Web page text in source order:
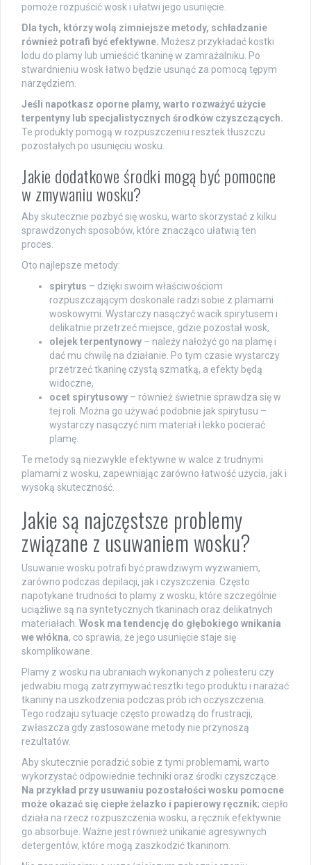
pomoże rozpuścić wosk i ułatwi jego usunięcie.
Dla tych, którzy wolą zimniejsze metody, schładzanie
również potrafi być efektywne. Możesz przykładać kostki
lodu do plamy lub umieścić tkaninę w zamrażalniku. Po
stwardnieniu wosk łatwo będzie usunąć za pomocą tępym
narzędziem.
Jeśli napotkasz oporne plamy, warto rozważyć użycie
terpentyny lub specjalistycznych środków czyszczących.
Te produkty pomogą w rozpuszczeniu resztek tłuszczu
pozostałych po usunięciu wosku.
Jakie dodatkowe środki mogą być pomocne
w zmywaniu wosku?
Aby skutecznie pozbyć się wosku, warto skorzystać z kilku
sprawdzonych sposobów, które znacząco ułatwią ten
proces.
Oto najlepsze metody:
spirytus – dzięki swoim właściwościom
rozpuszczającym doskonale radzi sobie z plamami
woskowymi. Wystarczy nasączyć wacik spirytusem i
delikatnie przetrzeć miejsce, gdzie pozostał wosk,
olejek terpentynowy – należy nałożyć go na plamę i
dać mu chwilę na działanie. Po tym czasie wystarczy
przetrzeć tkaninę czystą szmatką, a efekty będą
widoczne,
ocet spirytusowy – również świetnie sprawdza się w
tej roli. Można go używać podobnie jak spirytusu –
wystarczy nasączyć nim materiał i lekko pocierać
plamę.
Te metody są niezwykle efektywne w walce z trudnymi
plamami z wosku, zapewniając zarówno łatwość użycia, jak i
wysoką skuteczność.
Jakie są najczęstsze problemy
związane z usuwaniem wosku?
Usuwanie wosku potrafi być prawdziwym wyzwaniem,
zarówno podczas depilacji, jak i czyszczenia. Często
napotykane trudności to plamy z wosku, które szczególnie
uciążliwe są na syntetycznych tkaninach oraz delikatnych
materiałach. Wosk ma tendencję do głębokiego wnikania
we włókna, co sprawia, że jego usunięcie staje się
skomplikowane.
Plamy z wosku na ubraniach wykonanych z poliesteru czy
jedwabiu mogą zatrzymywać resztki tego produktu i narażać
tkaniny na uszkodzenia podczas prób ich oczyszczenia.
Tego rodzaju sytuacje często prowadzą do frustracji,
zwłaszcza gdy zastosowane metody nie przynoszą
rezultatów.
Aby skutecznie poradzić sobie z tymi problemami, warto
wykorzystać odpowiednie techniki oraz środki czyszczące.
Na przykład przy usuwaniu pozostałości wosku pomocne
może okazać się ciepłe żelazko i papierowy ręcznik; ciepło
działa na rzecz rozpuszczenia wosku, a ręcznik efektywnie
go absorbuje. Ważne jest również unikanie agresywnych
detergentów, które mogą zaszkodzić tkaninom.